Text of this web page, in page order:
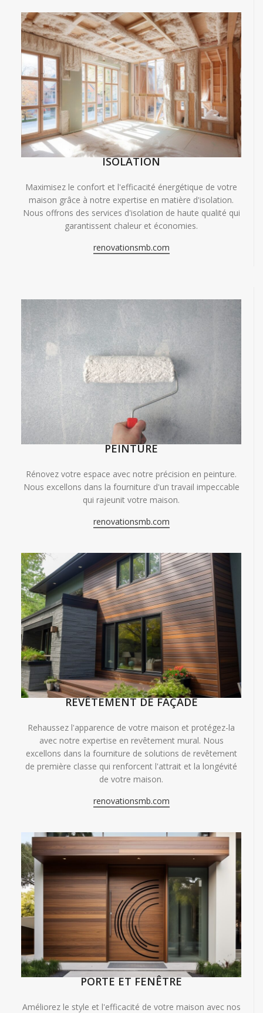
ISOLATION
Maximisez le confort et l'efficacité énergétique de votre
maison grâce à notre expertise en matière d'isolation.
Nous offrons des services d'isolation de haute qualité qui
garantissent chaleur et économies.
renovationsmb.com
PEINTURE
Rénovez votre espace avec notre précision en peinture.
Nous excellons dans la fourniture d'un travail impeccable
qui rajeunit votre maison.
renovationsmb.com
REVÊTEMENT DE FAÇADE
Rehaussez l'apparence de votre maison et protégez-la
avec notre expertise en revêtement mural. Nous
excellons dans la fourniture de solutions de revêtement
de première classe qui renforcent l'attrait et la longévité
de votre maison.
renovationsmb.com
PORTE ET FENÊTRE
Améliorez le style et l'efficacité de votre maison avec nos